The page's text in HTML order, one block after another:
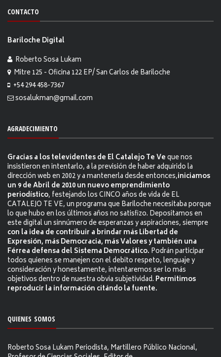
CONTACTO
Bariloche Digital
Roberto Sosa Lukam
Mitre 125 - Oficina 122 EP/ San Carlos de Bariloche
+54 294 458-7367
sosalukman@gmail.com
AGRADECIMIENTO
Gracias a los televidentes de El Catalejo Te Veque nos
insistieron en intentarlo, a la previsión de haber adquirido la
dirección web en 2002 y a mantenerla desde entonces,iniciamos
un 9 de Abril de 2010 un nuevo emprendimiento
periodístico, festejando los CINCO años de vida de EL
CATALEJO TE VE, un programa que Bariloche necesitaba porque
lo que hubo en los últimos años no satisfizo. Depositamos en
este digital un sinnúmero de esperanzas y aspiraciones, siempre
con la idea de contribuir a brindar más Libertad de
Expresión, más Democracia, más Valores y también una
Férrea defensa del Sistema Democrático. Podrán participar
todos quienes se manejen con el debito respeto, lenguaje y
consideración y honestamente, intentaremos ser lo más
objetivos dentro de nuestra obvia subjetividad. Permitimos
reproducir la información citándo la fuente.
QUIENES SOMOS
Roberto Sosa Lukam Periodista, Martillero Público Nacional,